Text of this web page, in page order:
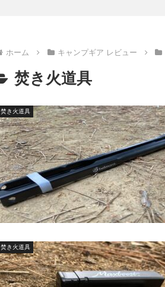
ホーム キャンプギア レビュー
焚き火道具
焚き火道具
焚き火道具